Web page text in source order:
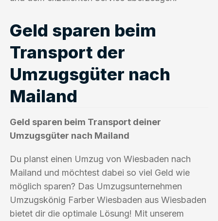
Geld sparen beim
Transport der
Umzugsgüter nach
Mailand
Geld sparen beim Transport deiner
Umzugsgüter nach Mailand
Du planst einen Umzug von Wiesbaden nach
Mailand und möchtest dabei so viel Geld wie
möglich sparen? Das Umzugsunternehmen
Umzugskönig Farber Wiesbaden aus Wiesbaden
bietet dir die optimale Lösung! Mit unserem